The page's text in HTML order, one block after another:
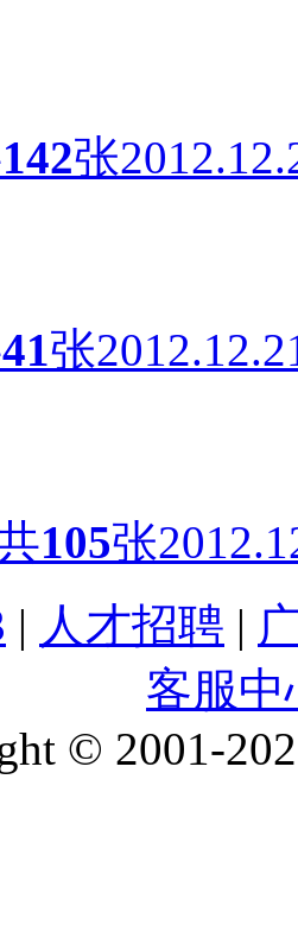
142张
41张
105张
| 人才招聘 |
客服中
© 2001-